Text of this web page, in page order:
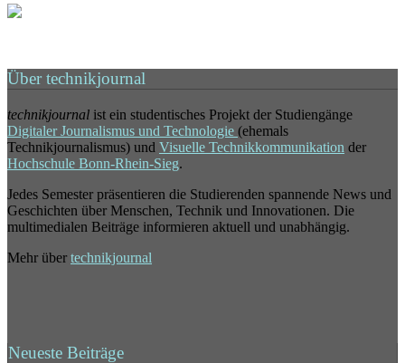
Über technikjournal
technikjournal ist ein studentisches Projekt der Studiengänge
Digitaler Journalismus und Technologie (ehemals
Technikjournalismus) und Visuelle Technikkommunikation der
Hochschule Bonn-Rhein-Sieg.
Jedes Semester präsentieren die Studierenden spannende News und
Geschichten über Menschen, Technik und Innovationen. Die
multimedialen Beiträge informieren aktuell und unabhängig.
Mehr über technikjournal
Neueste Beiträge